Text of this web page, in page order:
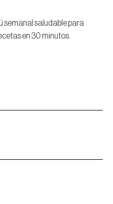
semanal saludable para
en 30 minutos.